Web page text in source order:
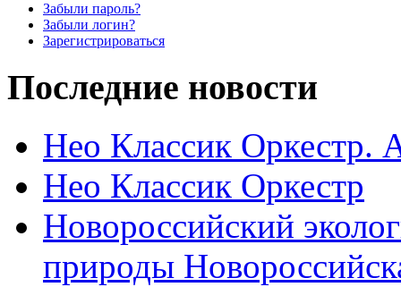
Забыли пароль?
Забыли логин?
Зарегистрироваться
Последние новости
Нео Классик Оркестр.
Нео Классик Оркестр
Новороссийский
природы